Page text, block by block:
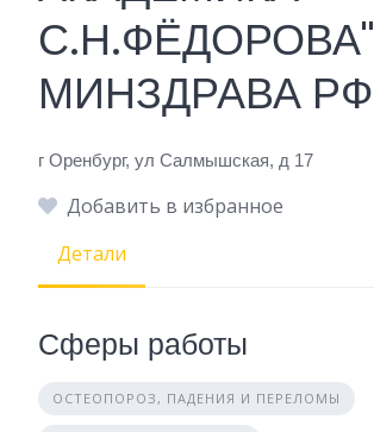
С.Н.ФЁДОРОВА"
МИНЗДРАВА РФ
г Оренбург, ул Салмышская, д 17
Добавить в избранное
Детали
Сферы работы
ОСТЕОПОРОЗ, ПАДЕНИЯ И ПЕРЕЛОМЫ